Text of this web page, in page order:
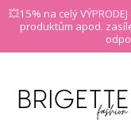
💥15% na celý
produktům apod.